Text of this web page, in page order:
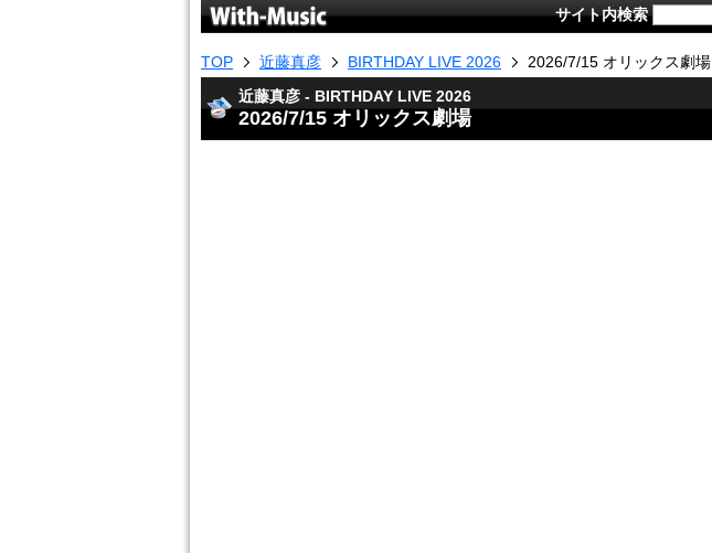
サイト内検索
TOP 近藤真彦 BIRTHDAY LIVE 2026
2026/7/15 オリックス劇場
近藤真彦 - BIRTHDAY LIVE 2026
2026/7/15 オリックス劇場